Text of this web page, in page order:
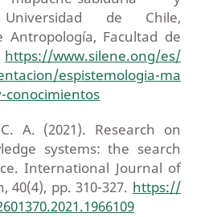
Universidad de Chile,
Antropología, Facultad de
https://www.silene.ong/es/
espistemologia-ma
conocimientos
A. (2021). Research on
systems: the search
International Journal of
40(4), pp. 310-327. https://